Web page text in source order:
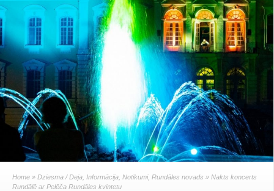
Home » Dziesma / Deja Informācija Notikumi, Rundāles novads » Nakts koncerts
Rundālē ar Pelēča Rundāles kvintetu